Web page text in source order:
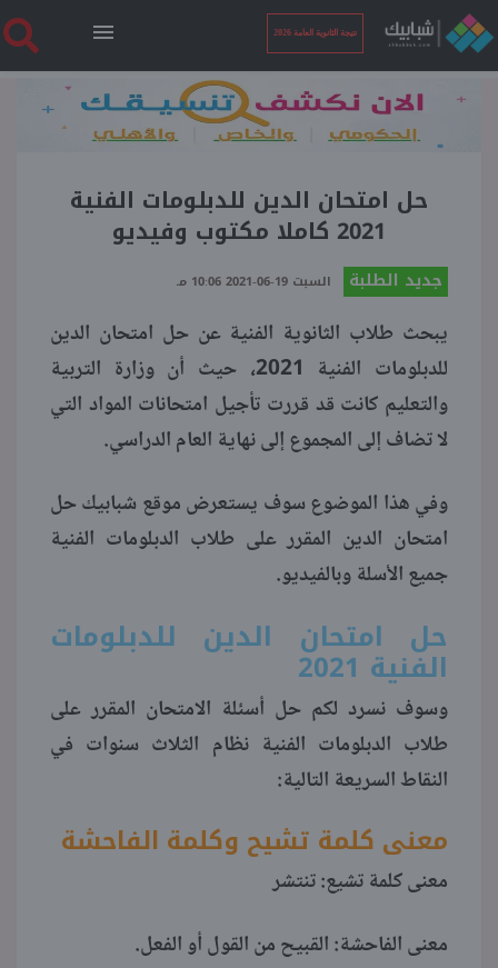
نتيجة الثانوية العامة 2026
الرئيسية
نتيجة الثانوية العامة 2026
فنجان قهوة
بوابة الطلبة
منوعات
حل امتحان الدين للدبلومات الفنية
2021 كاملا مكتوب وفيديو
جديد الطلبة السبت 19-06-2021 10:06 مـ
يبحث طلاب الثانوية الفنية عن حل امتحان الدين
للدبلومات الفنية 2021، حيث أن وزارة التربية
والتعليم كانت قد قررت تأجيل امتحانات المواد التي
لا تضاف إلى المجموع إلى نهاية العام الدراسي.
وفي هذا الموضوع سوف يستعرض موقع شبابيك حل
امتحان الدين المقرر على طلاب الدبلومات الفنية
جميع الأسلة وبالفيديو.
حل امتحان الدين للدبلومات
الفنية 2021
وسوف نسرد لكم حل أسئلة الامتحان المقرر على
طلاب الدبلومات الفنية نظام الثلاث سنوات في
النقاط السريعة التالية:
معنى كلمة تشيح وكلمة الفاحشة
معنى كلمة تشيع: تنتشر
معنى الفاحشة: القبيح من القول أو الفعل.